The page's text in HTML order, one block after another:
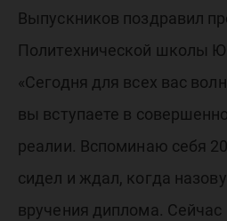
Выпускников поздравил
Политехнической школы
«Сегодня для всех вас
вы вступаете в
реалии. Вспоминаю себя
сидел и ждал, когда
вручения диплома.